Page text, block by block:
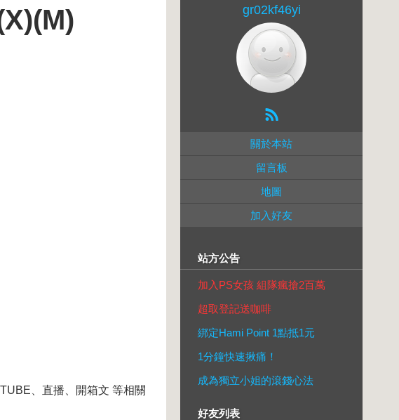
、直播、開箱文 等相關
gr02kf46yi
關於本站
留言板
地圖
加入好友
站方公告
加入PS女孩 組隊瘋搶2百萬
超取登記送咖啡
綁定Hami Point 1點抵1元
1分鐘快速揪痛！
成為獨立小姐的滾錢心法
好友列表